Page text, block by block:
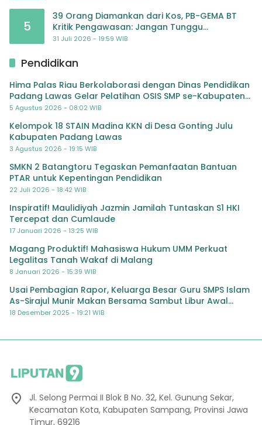
5
39 Orang Diamankan dari Kos, PB-GEMA BT
Kritik Pengawasan: Jangan Tunggu
Masyarakat Bergerak Baru Negara Bertindak
31 Juli 2026 - 19:59 WIB
Pendidikan
Hima Palas Riau Berkolaborasi dengan Dinas Pendidikan
Padang Lawas Gelar Pelatihan OSIS SMP se-Kabupaten
Padang Lawas
5 Agustus 2026 - 08:02 WIB
Kelompok 18 STAIN Madina KKN di Desa Gonting Julu
Kabupaten Padang Lawas
3 Agustus 2026 - 19:15 WIB
SMKN 2 Batangtoru Tegaskan Pemanfaatan Bantuan
PTAR untuk Kepentingan Pendidikan
22 Juli 2026 - 18:42 WIB
Inspiratif! Maulidiyah Jazmin Jamilah Tuntaskan S1 HKI
Tercepat dan Cumlaude
17 Januari 2026 - 13:25 WIB
Magang Produktif! Mahasiswa Hukum UMM Perkuat
Legalitas Tanah Wakaf di Malang
8 Januari 2026 - 15:39 WIB
Usai Pembagian Rapor, Keluarga Besar Guru SMPS Islam
As-Sirajul Munir Makan Bersama Sambut Libur Awal
Semester
18 Desember 2025 - 19:21 WIB
Jl. Selong Permai II Blok B No. 32, Kel. Gunung Sekar,
Kecamatan Kota, Kabupaten Sampang, Provinsi Jawa
Timur, 69216